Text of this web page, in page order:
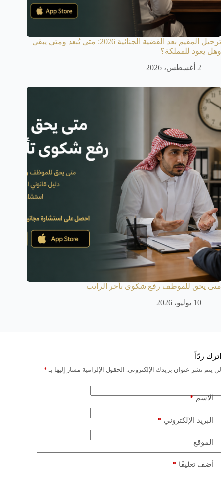
ترحيل المقيم بعد القضية الجنائية 2026: متى يُبعد ومتى يبقى
وهل يعود للمملكة؟
2 أغسطس، 2026
متى يحق للموظف رفع شكوى تأخر الراتب
10 يوليو، 2026
اترك ردّاً
لن يتم نشر عنوان بريدك الإلكتروني. الحقول الإلزامية مشار إليها بـ *
الاسم*
البريد الإلكتروني*
الموقع
أضف تعليقًا *